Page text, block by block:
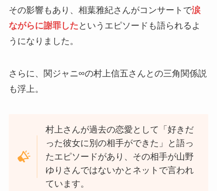
その影響もあり、相葉雅紀さんがコンサートで涙
ながらに謝罪した というエピソードも語られるよ
うになりました。
さらに、関ジャニ∞の村上信五さんとの三角関係説
も浮上。
村上さんが過去の恋愛として「好きだ
った彼女に別の相手ができた」と語っ
たエピソードがあり、その相手が山野
ゆりさんではないかとネットで言われ
ています。